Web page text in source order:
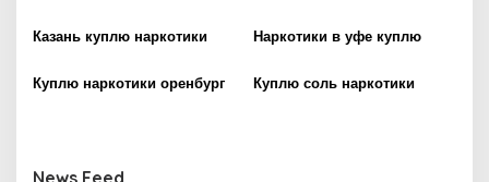
i
o
n
Казань куплю наркотики Наркотики в уфе куплю
Куплю наркотики оренбург Куплю соль наркотики
News Feed